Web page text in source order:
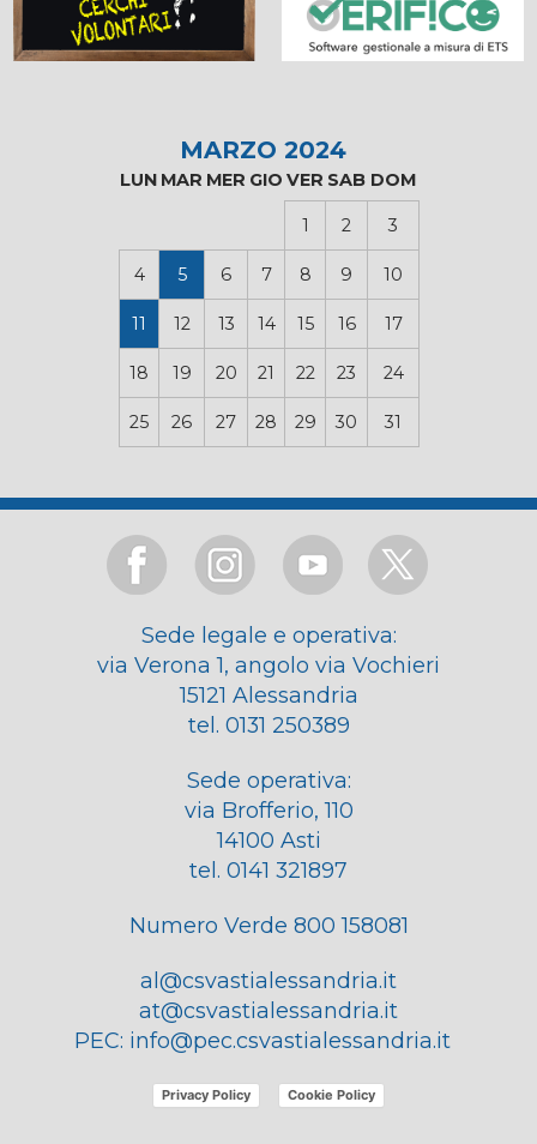
MARZO 2024
LUN MAR MER GIO VER SAB DOM
1 2 3
4 5 6 7 8 9 10
11 12 13 14 15 16 17
18 19 20 21 22 23 24
25 26 27 28 29 30 31
Sede legale e operativa:
via Verona 1, angolo via Vochieri
15121 Alessandria
tel. 0131 250389
Sede operativa:
via Brofferio, 110
14100 Asti
tel. 0141 321897
Numero Verde 800 158081
al@csvastialessandria.it
at@csvastialessandria.it
PEC: info@pec.csvastialessandria.it
Privacy Policy Cookie Policy